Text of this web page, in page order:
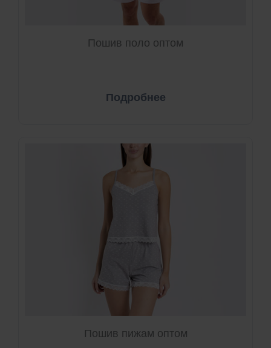
Пошив поло оптом
Подробнее
Пошив пижам оптом